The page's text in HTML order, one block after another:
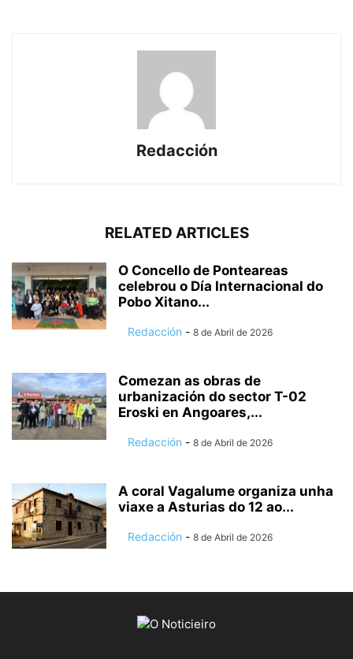
Redacción
RELATED ARTICLES
O Concello de Ponteareas
celebrou o Día Internacional do
Pobo Xitano...
Redacción - 8 de Abril de 2026
Comezan as obras de
urbanización do sector T-02
Eroski en Angoares,...
Redacción - 8 de Abril de 2026
A coral Vagalume organiza unha
viaxe a Asturias do 12 ao...
Redacción - 8 de Abril de 2026